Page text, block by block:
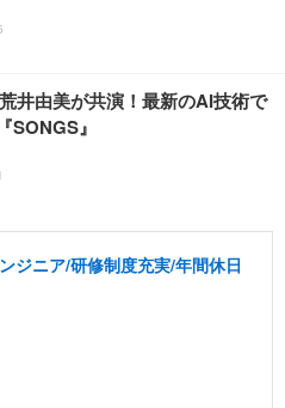
井由美が共演！最新のAI技術で
SONGS』
ジニア/研修制度充実/年間休日